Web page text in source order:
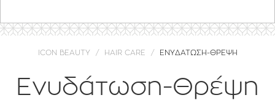
ICON BEAUTY HAIR CARE ΕΝΥΔΑΤΩΣΗ-ΘΡΕΨΗ
Ενυδάτωση-Θρέψη